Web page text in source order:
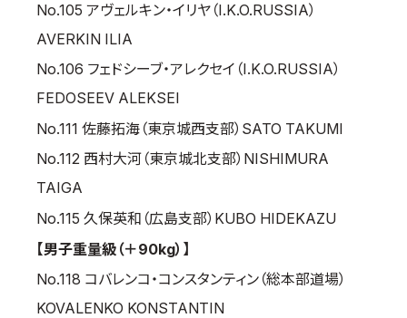
No.105 アヴェルキン・イリヤ（I.K.O.RUSSIA）
AVERKIN ILIA
No.106 フェドシーブ・アレクセイ（I.K.O.RUSSIA）
FEDOSEEV ALEKSEI
No.111 佐藤拓海（東京城西支部）SATO TAKUMI
No.112 西村大河（東京城北支部）NISHIMURA
TAIGA
No.115 久保英和（広島支部）KUBO HIDEKAZU
【男子重量級（＋90kg）】
No.118 コバレンコ・コンスタンティン（総本部道場）
KOVALENKO KONSTANTIN